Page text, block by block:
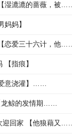
湿漉漉的蔷薇，被……
妈】
恋爱三十六计，他……
指痕】
意浇灌】……
鲸的发情期……
迎回家 【他狼藉又……